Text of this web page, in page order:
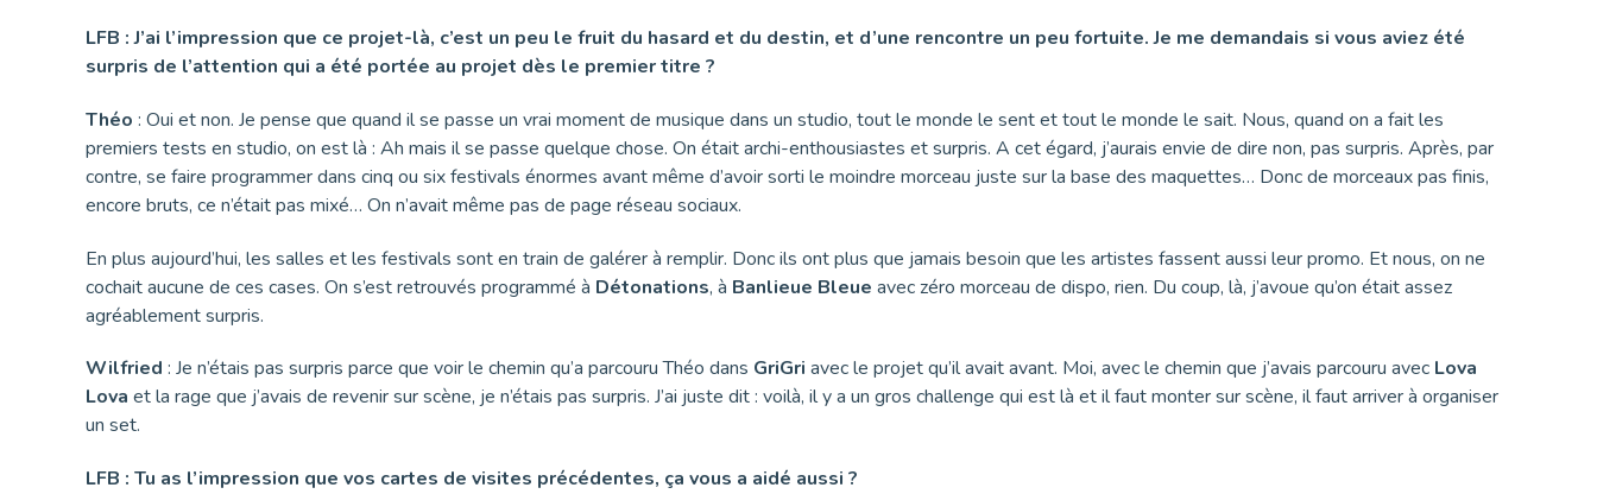
LFB : J’ai l’impression que ce projet-là, c’est un peu le fruit du hasard et du destin, et d’une rencontre un peu fortuite. Je me demandais si vous aviez été
surpris de l’attention qui a été portée au projet dès le premier titre ?
Théo : Oui et non. Je pense que quand il se passe un vrai moment de musique dans un studio, tout le monde le sent et tout le monde le sait. Nous, quand on a fait les
premiers tests en studio, on est là : Ah mais il se passe quelque chose. On était archi-enthousiastes et surpris. A cet égard, j’aurais envie de dire non, pas surpris. Après, par
contre, se faire programmer dans cinq ou six festivals énormes avant même d’avoir sorti le moindre morceau juste sur la base des maquettes… Donc de morceaux pas finis,
encore bruts, ce n’était pas mixé… On n’avait même pas de page réseau sociaux.
En plus aujourd’hui, les salles et les festivals sont en train de galérer à remplir. Donc ils ont plus que jamais besoin que les artistes fassent aussi leur promo. Et nous, on ne
cochait aucune de ces cases. On s’est retrouvés programmé à Détonations, à Banlieue Bleue avec zéro morceau de dispo, rien. Du coup, là, j’avoue qu’on était assez
agréablement surpris.
Wilfried : Je n’étais pas surpris parce que voir le chemin qu’a parcouru Théo dans GriGri avec le projet qu’il avait avant. Moi, avec le chemin que j’avais parcouru avec Lova
Lova et la rage que j’avais de revenir sur scène, je n’étais pas surpris. J’ai juste dit : voilà, il y a un gros challenge qui est là et il faut monter sur scène, il faut arriver à organiser
un set.
LFB : Tu as l’impression que vos cartes de visites précédentes, ça vous a aidé aussi ?